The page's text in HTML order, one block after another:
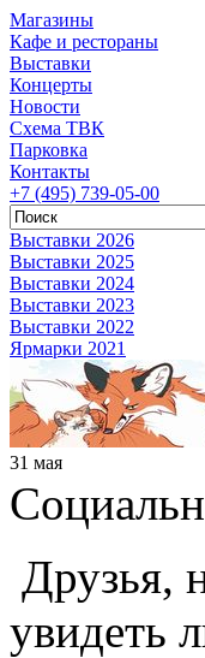
Магазины
Кафе и рестораны
Выставки
Концерты
Новости
Схема ТВК
Парковка
Контакты
+7 (495) 739-05-00
Выставки 2026
Выставки 2025
Выставки 2024
Выставки 2023
Выставки 2022
Ярмарки 2021
31 мая
Друзья,
увидеть